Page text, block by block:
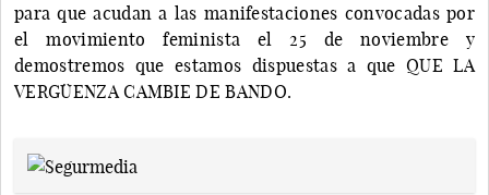
para que acudan a las manifestaciones convocadas por
el movimiento feminista el 25 de noviembre y
demostremos que estamos dispuestas a que QUE LA
VERGÜENZA CAMBIE DE BANDO.